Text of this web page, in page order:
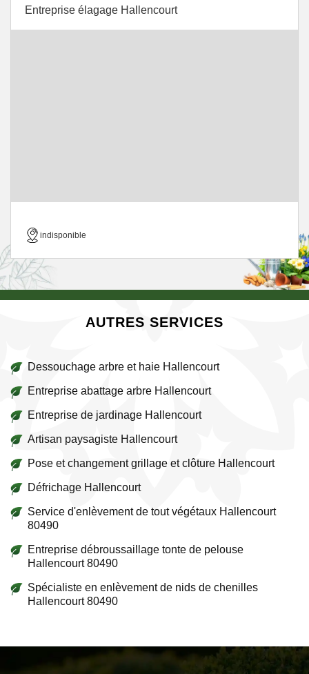
Entreprise élagage Hallencourt
indisponible
AUTRES SERVICES
Dessouchage arbre et haie Hallencourt
Entreprise abattage arbre Hallencourt
Entreprise de jardinage Hallencourt
Artisan paysagiste Hallencourt
Pose et changement grillage et clôture Hallencourt
Défrichage Hallencourt
Service d'enlèvement de tout végétaux Hallencourt
80490
Entreprise débroussaillage tonte de pelouse
Hallencourt 80490
Spécialiste en enlèvement de nids de chenilles
Hallencourt 80490